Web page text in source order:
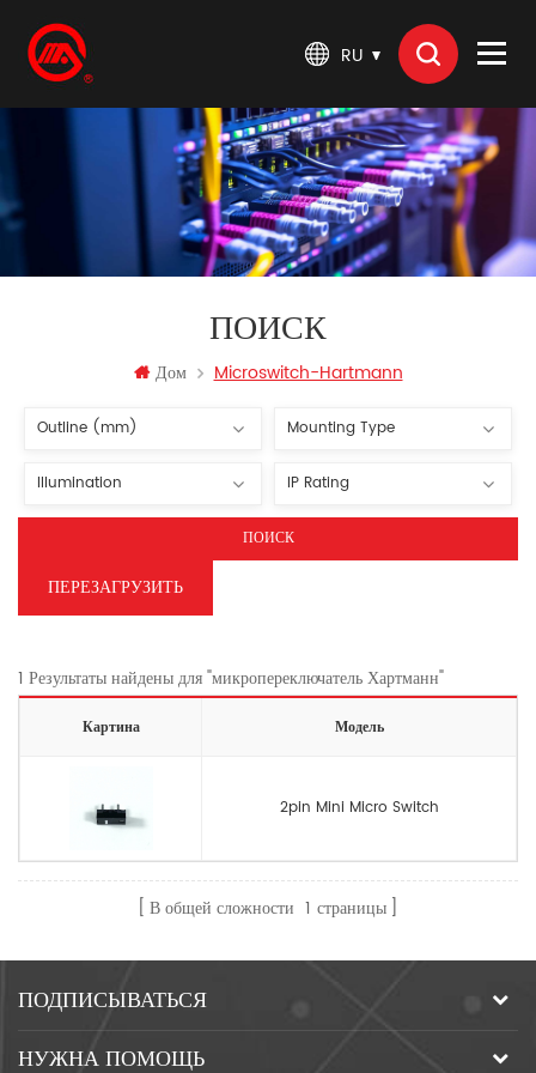
RU
ПОИСК
Дом Microswitch-Hartmann
ПОИСК
ПЕРЕЗАГРУЗИТЬ
1 Результаты найдены для "микропереключатель Хартманн"
Картина Модель
2pin Mini Micro Switch
В общей сложности 1 страницы
ПОДПИСЫВАТЬСЯ
НУЖНА ПОМОЩЬ